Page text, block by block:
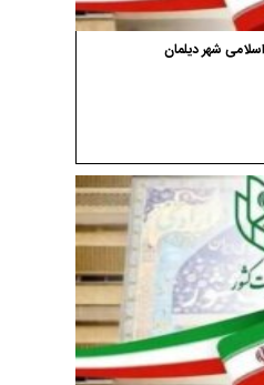
شهر دیلمان